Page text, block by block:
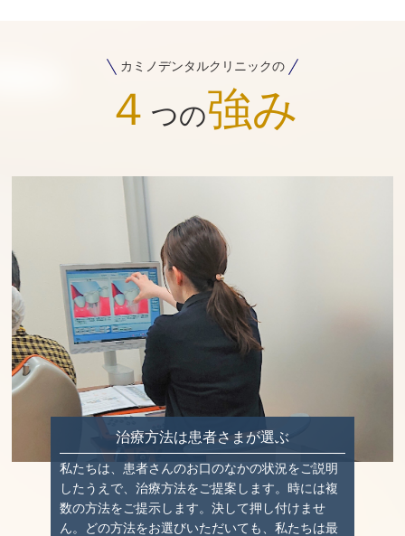
カミノデンタルクリニックの
４ つの強み
治療方法は患者さまが選ぶ
私たちは、患者さんのお口のなかの状況をご説明
したうえで、治療方法をご提案します。時には複
数の方法をご提示します。決して押し付けませ
ん。どの方法をお選びいただいても、私たちは最